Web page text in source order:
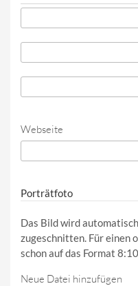
Webseite
Porträtfoto
Das Bild wird
zugeschnitten. Für einen
schon auf das Format
Neue Datei hinzufügen